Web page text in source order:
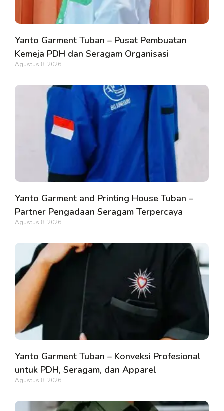
Yanto Garment Tuban – Pusat Pembuatan
Kemeja PDH dan Seragam Organisasi
Agustus 8, 2026
Yanto Garment and Printing House Tuban –
Partner Pengadaan Seragam Terpercaya
Agustus 8, 2026
Yanto Garment Tuban – Konveksi Profesional
untuk PDH, Seragam, dan Apparel
Agustus 8, 2026